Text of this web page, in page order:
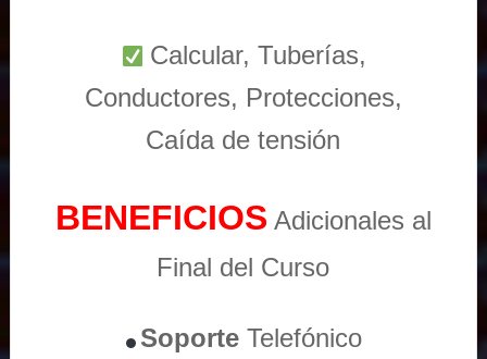
Calcular, Tuberías,
Conductores, Protecciones,
Caída de tensión
BENEFICIOS Adicionales al
Final del Curso
Soporte Telefónico